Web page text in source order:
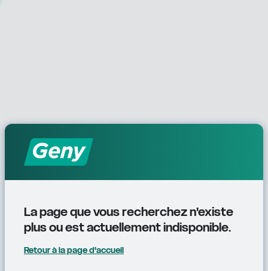
La page que vous recherchez n'existe
plus ou est actuellement indisponible.
Retour à la page d'accueil